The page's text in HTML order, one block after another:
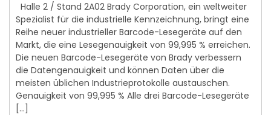
Halle 2 / Stand 2A02 Brady Corporation, ein weltweiter
Spezialist für die industrielle Kennzeichnung, bringt eine
Reihe neuer industrieller Barcode-Lesegeräte auf den
Markt, die eine Lesegenauigkeit von 99,995 % erreichen.
Die neuen Barcode-Lesegeräte von Brady verbessern
die Datengenauigkeit und können Daten über die
meisten üblichen Industrieprotokolle austauschen.
Genauigkeit von 99,995 % Alle drei Barcode-Lesegeräte
[…]